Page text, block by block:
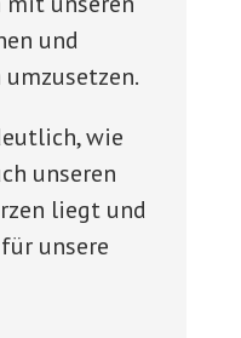
und
wie
unseren
liegt und
unsere